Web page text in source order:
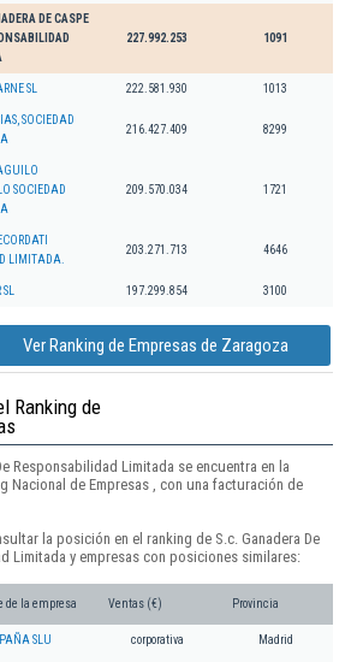
DE CASPE
227.992.253 1091
SL 222.581.930 1013
SOCIEDAD
216.427.409 8299
SOCIEDAD
209.570.034 1721
LIMITADA.
203.271.713 4646
197.299.854 3100
Ver Ranking de Empresas de Zaragoza
Ranking de
Responsabilidad Limitada se encuentra en la
Nacional de Empresas , con una facturación de
la posición en el ranking de S.c. Ganadera De
Limitada y empresas con posiciones similares:
de la empresa Ventas (€) Provincia
SLU corporativa Madrid